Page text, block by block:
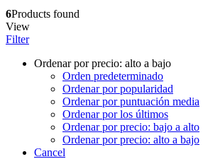
6Products found
View
Filter
Ordenar por precio: alto a bajo
Orden predeterminado
Ordenar por popularidad
Ordenar por puntuación media
Ordenar por los últimos
Ordenar por precio: bajo a alto
Ordenar por precio: alto a bajo
Cancel